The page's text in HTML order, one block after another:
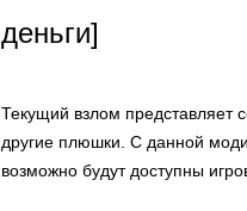
деньги]
Текущий взлом представляет
другие плюшки. С данной
возможно будут доступны